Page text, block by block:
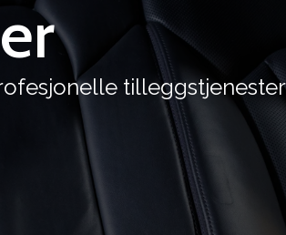
tilleggstjenester